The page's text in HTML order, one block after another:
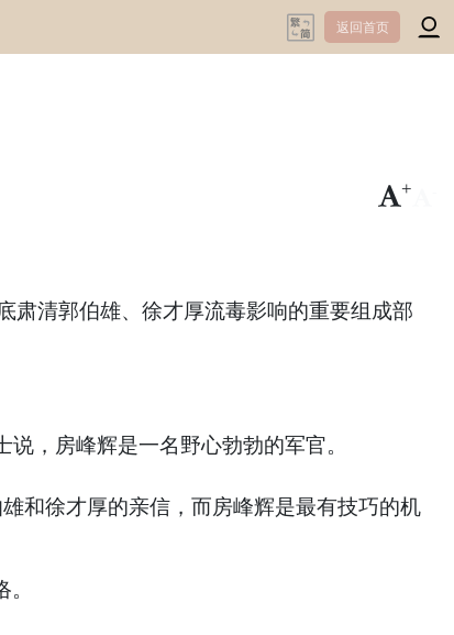
返回首页
+
肃清郭伯雄、徐才厚流毒影响的重要组成部
，房峰辉是一名野心勃勃的军官。
和徐才厚的亲信，而房峰辉是最有技巧的机